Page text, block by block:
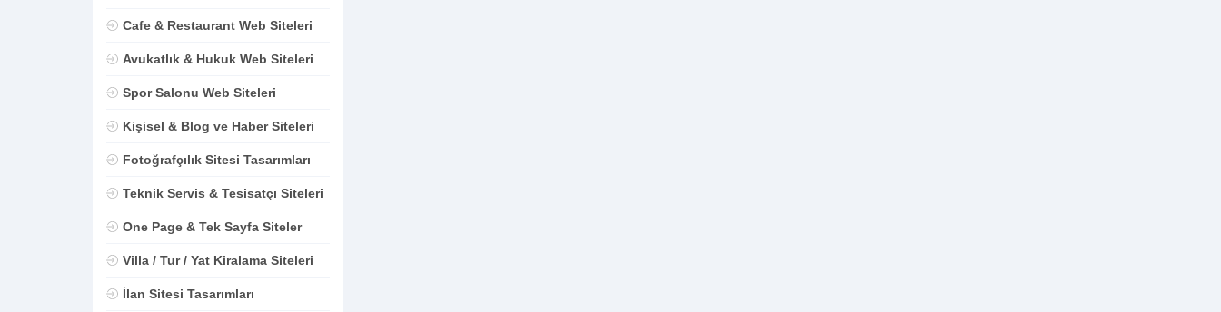
Cafe & Restaurant Web Siteleri
Avukatlık & Hukuk Web Siteleri
Spor Salonu Web Siteleri
Kişisel & Blog ve Haber Siteleri
Fotoğrafçılık Sitesi Tasarımları
Teknik Servis & Tesisatçı Siteleri
One Page & Tek Sayfa Siteler
Villa / Tur / Yat Kiralama Siteleri
İlan Sitesi Tasarımları